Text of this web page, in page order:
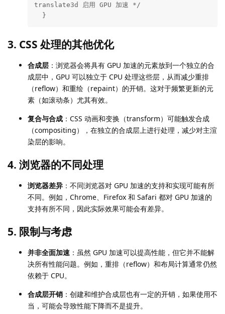
translate3d 启用 GPU 加速 */
  }
3. CSS 处理的其他优化
合成层 ：浏览器会将具有 GPU 加速的元素放到一个独立的合
成层中，GPU 可以独立于 CPU 处理这些层，从而减少重排
（reflow）和重绘（repaint）的开销。这对于频繁更新的元
素（如滚动条）尤其有效。
复合与合成 ：CSS 动画和变换（transform）可能触发合成
（compositing），在独立的合成层上进行处理，减少对主渲
染层的影响。
4. 浏览器的不同处理
浏览器差异 ：不同浏览器对 GPU 加速的支持和实现可能有所
不同。例如，Chrome、Firefox 和 Safari 都对 GPU 加速的
支持有所不同，因此实际效果可能会有差异。
5. 限制与考虑
并非全面加速 ：虽然 GPU 加速可以提高性能，但它并不能解
决所有性能问题。例如，重排（reflow）和布局计算通常仍然
依赖于 CPU。
合成层开销 ：创建和维护合成层也有一定的开销，如果使用不
当，可能会导致性能下降而不是提升。